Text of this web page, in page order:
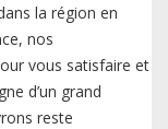
la région en
nos
vous satisfaire et
d’un grand
reste